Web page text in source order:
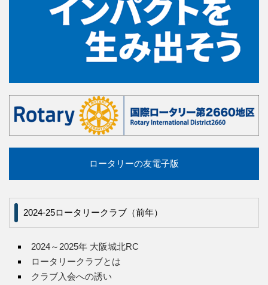
ロータリーの友電子版
2024-25ロータリークラブ（前年）
2024～2025年 大阪城北RC
ロータリークラブとは
クラブ入会への誘い